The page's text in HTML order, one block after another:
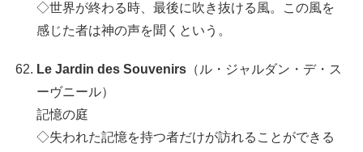
◇世界が終わる時、最後に吹き抜ける風。この風を
感じた者は神の声を聞くという。
Le Jardin des Souvenirs （ル・ジャルダン・デ・ス
ーヴニール）
記憶の庭
◇失われた記憶を持つ者だけが訪れることができる